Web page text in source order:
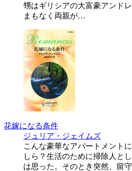
甥はギリシアの大富豪アンド
まもなく両親が…
花嫁になる条件
ジュリア・ジェイムズ
こんな豪華なアパートメント
しら？生活のために掃除人と
は思った。そのとき突然、留